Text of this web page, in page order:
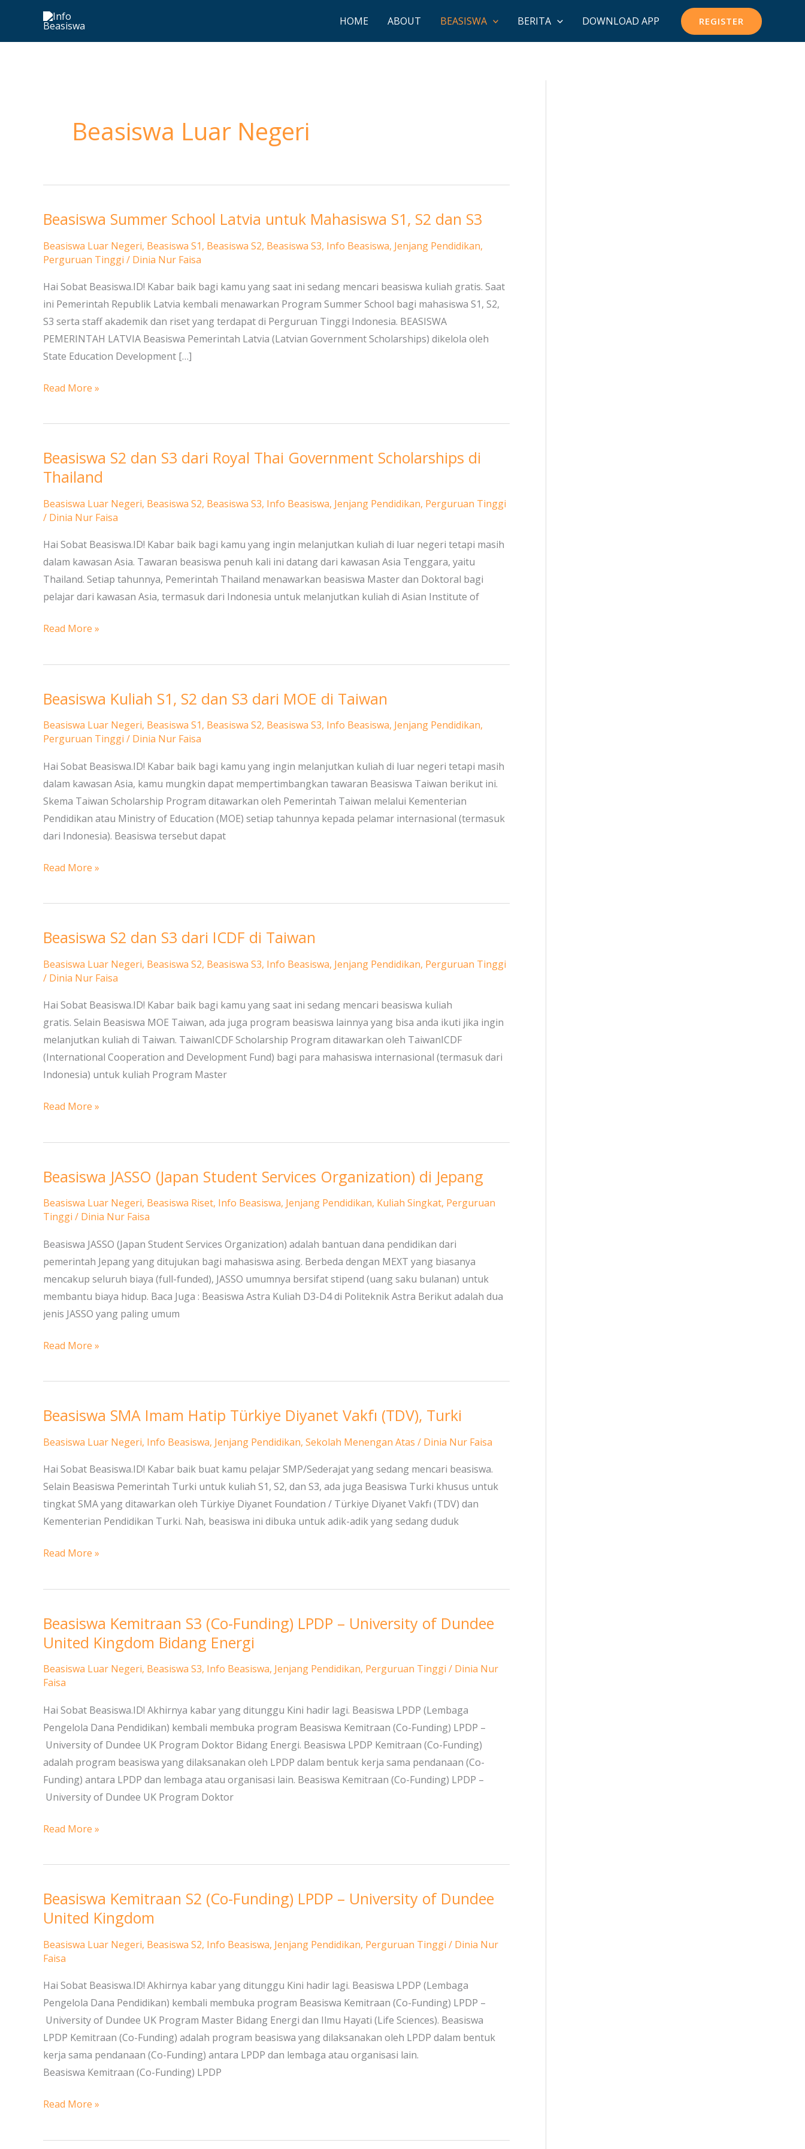
content
HOME ABOUT BEASISWA BERITA DOWNLOAD APP REGISTER
Beasiswa Luar Negeri
Beasiswa Summer School Latvia untuk Mahasiswa S1, S2 dan S3
Beasiswa Luar Negeri, Beasiswa S1, Beasiswa S2, Beasiswa S3, Info Beasiswa, Jenjang Pendidikan,
Perguruan Tinggi / Dinia Nur Faisa
Hai Sobat Beasiswa.ID! Kabar baik bagi kamu yang saat ini sedang mencari beasiswa kuliah gratis. Saat
ini Pemerintah Republik Latvia kembali menawarkan Program Summer School bagi mahasiswa S1, S2,
S3 serta staff akademik dan riset yang terdapat di Perguruan Tinggi Indonesia. BEASISWA
PEMERINTAH LATVIA Beasiswa Pemerintah Latvia (Latvian Government Scholarships) dikelola oleh
State Education Development […]
Beasiswa
School
Latvia
untuk
Mahasiswa
S1,
S2
dan
Read More »
Beasiswa S2 dan S3 dari Royal Thai Government Scholarships di
Thailand
Beasiswa Luar Negeri, Beasiswa S2, Beasiswa S3, Info Beasiswa, Jenjang Pendidikan, Perguruan Tinggi
/ Dinia Nur Faisa
Hai Sobat Beasiswa.ID! Kabar baik bagi kamu yang ingin melanjutkan kuliah di luar negeri tetapi masih
dalam kawasan Asia. Tawaran beasiswa penuh kali ini datang dari kawasan Asia Tenggara, yaitu
Thailand. Setiap tahunnya, Pemerintah Thailand menawarkan beasiswa Master dan Doktoral bagi
pelajar dari kawasan Asia, termasuk dari Indonesia untuk melanjutkan kuliah di Asian Institute of
Beasiswa
S2
S3
dari
Royal
Thai
Government
Scholarships
Thailand
Read More »
Beasiswa Kuliah S1, S2 dan S3 dari MOE di Taiwan
Beasiswa Luar Negeri, Beasiswa S1, Beasiswa S2, Beasiswa S3, Info Beasiswa, Jenjang Pendidikan,
Perguruan Tinggi / Dinia Nur Faisa
Hai Sobat Beasiswa.ID! Kabar baik bagi kamu yang ingin melanjutkan kuliah di luar negeri tetapi masih
dalam kawasan Asia, kamu mungkin dapat mempertimbangkan tawaran Beasiswa Taiwan berikut ini.
Skema Taiwan Scholarship Program ditawarkan oleh Pemerintah Taiwan melalui Kementerian
Pendidikan atau Ministry of Education (MOE) setiap tahunnya kepada pelamar internasional (termasuk
dari Indonesia). Beasiswa tersebut dapat
Beasiswa
S1,
dan
S3
dari
MOE
di
Read More »
Beasiswa S2 dan S3 dari ICDF di Taiwan
Beasiswa Luar Negeri, Beasiswa S2, Beasiswa S3, Info Beasiswa, Jenjang Pendidikan, Perguruan Tinggi
/ Dinia Nur Faisa
Hai Sobat Beasiswa.ID! Kabar baik bagi kamu yang saat ini sedang mencari beasiswa kuliah
gratis. Selain Beasiswa MOE Taiwan, ada juga program beasiswa lainnya yang bisa anda ikuti jika ingin
melanjutkan kuliah di Taiwan. TaiwanICDF Scholarship Program ditawarkan oleh TaiwanICDF
(International Cooperation and Development Fund) bagi para mahasiswa internasional (termasuk dari
Indonesia) untuk kuliah Program Master
Beasiswa
dan
dari
ICDF
di
Taiwan
Read More »
Beasiswa JASSO (Japan Student Services Organization) di Jepang
Beasiswa Luar Negeri, Beasiswa Riset, Info Beasiswa, Jenjang Pendidikan, Kuliah Singkat, Perguruan
Tinggi / Dinia Nur Faisa
Beasiswa JASSO (Japan Student Services Organization) adalah bantuan dana pendidikan dari
pemerintah Jepang yang ditujukan bagi mahasiswa asing. Berbeda dengan MEXT yang biasanya
mencakup seluruh biaya (full-funded), JASSO umumnya bersifat stipend (uang saku bulanan) untuk
membantu biaya hidup. Baca Juga : Beasiswa Astra Kuliah D3-D4 di Politeknik Astra Berikut adalah dua
jenis JASSO yang paling umum
Beasiswa
(Japan
Student
Services
Organization)
di
Jepang
Read More »
Beasiswa SMA Imam Hatip Türkiye Diyanet Vakfı (TDV), Turki
Beasiswa Luar Negeri, Info Beasiswa, Jenjang Pendidikan, Sekolah Menengan Atas / Dinia Nur Faisa
Hai Sobat Beasiswa.ID! Kabar baik buat kamu pelajar SMP/Sederajat yang sedang mencari beasiswa.
Selain Beasiswa Pemerintah Turki untuk kuliah S1, S2, dan S3, ada juga Beasiswa Turki khusus untuk
tingkat SMA yang ditawarkan oleh Türkiye Diyanet Foundation / Türkiye Diyanet Vakfı (TDV) dan
Kementerian Pendidikan Turki. Nah, beasiswa ini dibuka untuk adik-adik yang sedang duduk
Beasiswa
Imam
Hatip
Türkiye
Diyanet
Vakfı
Turki
Read More »
Beasiswa Kemitraan S3 (Co-Funding) LPDP – University of Dundee
United Kingdom Bidang Energi
Beasiswa Luar Negeri, Beasiswa S3, Info Beasiswa, Jenjang Pendidikan, Perguruan Tinggi / Dinia Nur
Faisa
Hai Sobat Beasiswa.ID! Akhirnya kabar yang ditunggu Kini hadir lagi. Beasiswa LPDP (Lembaga
Pengelola Dana Pendidikan) kembali membuka program Beasiswa Kemitraan (Co-Funding) LPDP –
University of Dundee UK Program Doktor Bidang Energi. Beasiswa LPDP Kemitraan (Co-Funding)
adalah program beasiswa yang dilaksanakan oleh LPDP dalam bentuk kerja sama pendanaan (Co-
Funding) antara LPDP dan lembaga atau organisasi lain. Beasiswa Kemitraan (Co-Funding) LPDP –
University of Dundee UK Program Doktor
Beasiswa
Kemitraan
(Co-
LPDP
–
University
of
Dundee
United
Bidang
Read More »
Beasiswa Kemitraan S2 (Co-Funding) LPDP – University of Dundee
United Kingdom
Beasiswa Luar Negeri, Beasiswa S2, Info Beasiswa, Jenjang Pendidikan, Perguruan Tinggi / Dinia Nur
Faisa
Hai Sobat Beasiswa.ID! Akhirnya kabar yang ditunggu Kini hadir lagi. Beasiswa LPDP (Lembaga
Pengelola Dana Pendidikan) kembali membuka program Beasiswa Kemitraan (Co-Funding) LPDP –
University of Dundee UK Program Master Bidang Energi dan Ilmu Hayati (Life Sciences). Beasiswa
LPDP Kemitraan (Co-Funding) adalah program beasiswa yang dilaksanakan oleh LPDP dalam bentuk
kerja sama pendanaan (Co-Funding) antara LPDP dan lembaga atau organisasi lain.
Beasiswa Kemitraan (Co-Funding) LPDP
Beasiswa
Kemitraan
(Co-
Funding)
LPDP
–
University
of
Dundee
United
Read More »